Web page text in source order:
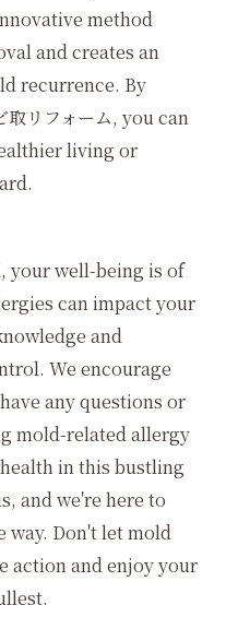
method
and creates an
recurrence. By
リフォーム, you can
living or
your well-being is of
can impact your
and
We encourage
any questions or
mold-related allergy
in this bustling
and we're here to
way. Don't let mold
action and enjoy your